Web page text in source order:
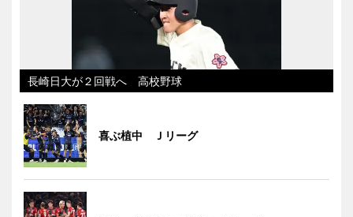
長崎日大が２回戦へ 高校野球
喜ぶ植中 Ｊリーグ